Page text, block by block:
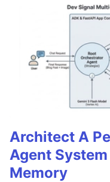
Architect A
Agent
Memory